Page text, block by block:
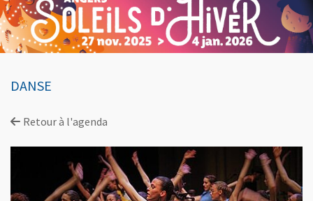
DANSE
Retour à l'agenda